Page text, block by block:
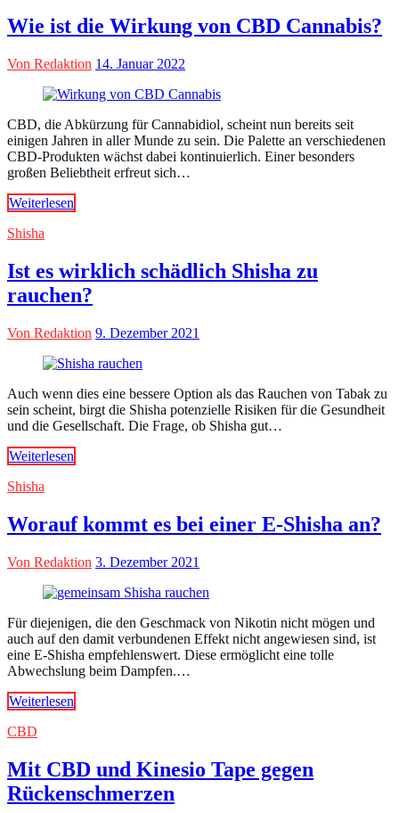
Wie ist die Wirkung von CBD Cannabis?
Von Redaktion 14. Januar 2022
CBD, die Abkürzung für Cannabidiol, scheint nun bereits seit
einigen Jahren in aller Munde zu sein. Die Palette an verschiedenen
CBD-Produkten wächst dabei kontinuierlich. Einer besonders
großen Beliebtheit erfreut sich…
Weiterlesen
Shisha
Ist es wirklich schädlich Shisha zu
rauchen?
Von Redaktion 9. Dezember 2021
Auch wenn dies eine bessere Option als das Rauchen von Tabak zu
sein scheint, birgt die Shisha potenzielle Risiken für die Gesundheit
und die Gesellschaft. Die Frage, ob Shisha gut…
Weiterlesen
Shisha
Worauf kommt es bei einer E-Shisha an?
Von Redaktion 3. Dezember 2021
Für diejenigen, die den Geschmack von Nikotin nicht mögen und
auch auf den damit verbundenen Effekt nicht angewiesen sind, ist
eine E-Shisha empfehlenswert. Diese ermöglicht eine tolle
Abwechslung beim Dampfen.…
Weiterlesen
CBD
Mit CBD und Kinesio Tape gegen
Rückenschmerzen